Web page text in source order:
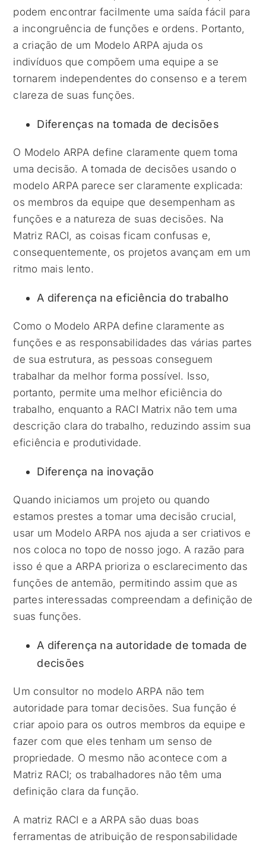
podem encontrar facilmente uma saída fácil para
a incongruência de funções e ordens. Portanto,
a criação de um Modelo ARPA ajuda os
indivíduos que compõem uma equipe a se
tornarem independentes do consenso e a terem
clareza de suas funções.
Diferenças na tomada de decisões
O Modelo ARPA define claramente quem toma
uma decisão. A tomada de decisões usando o
modelo ARPA parece ser claramente explicada:
os membros da equipe que desempenham as
funções e a natureza de suas decisões. Na
Matriz RACI, as coisas ficam confusas e,
consequentemente, os projetos avançam em um
ritmo mais lento.
A diferença na eficiência do trabalho
Como o Modelo ARPA define claramente as
funções e as responsabilidades das várias partes
de sua estrutura, as pessoas conseguem
trabalhar da melhor forma possível. Isso,
portanto, permite uma melhor eficiência do
trabalho, enquanto a RACI Matrix não tem uma
descrição clara do trabalho, reduzindo assim sua
eficiência e produtividade.
Diferença na inovação
Quando iniciamos um projeto ou quando
estamos prestes a tomar uma decisão crucial,
usar um Modelo ARPA nos ajuda a ser criativos e
nos coloca no topo de nosso jogo. A razão para
isso é que a ARPA prioriza o esclarecimento das
funções de antemão, permitindo assim que as
partes interessadas compreendam a definição de
suas funções.
A diferença na autoridade de tomada de
decisões
Um consultor no modelo ARPA não tem
autoridade para tomar decisões. Sua função é
criar apoio para os outros membros da equipe e
fazer com que eles tenham um senso de
propriedade. O mesmo não acontece com a
Matriz RACI; os trabalhadores não têm uma
definição clara da função.
A matriz RACI e a ARPA são duas boas
ferramentas de atribuição de responsabilidade